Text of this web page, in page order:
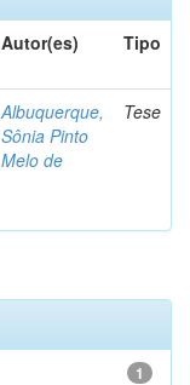
Autor(es) Tipo
Albuquerque,
Sônia Pinto
Melo de
Tese
1